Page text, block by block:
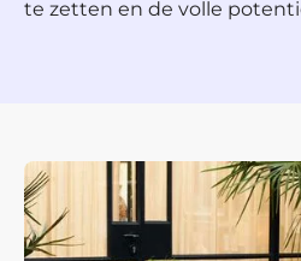
te zetten en de volle